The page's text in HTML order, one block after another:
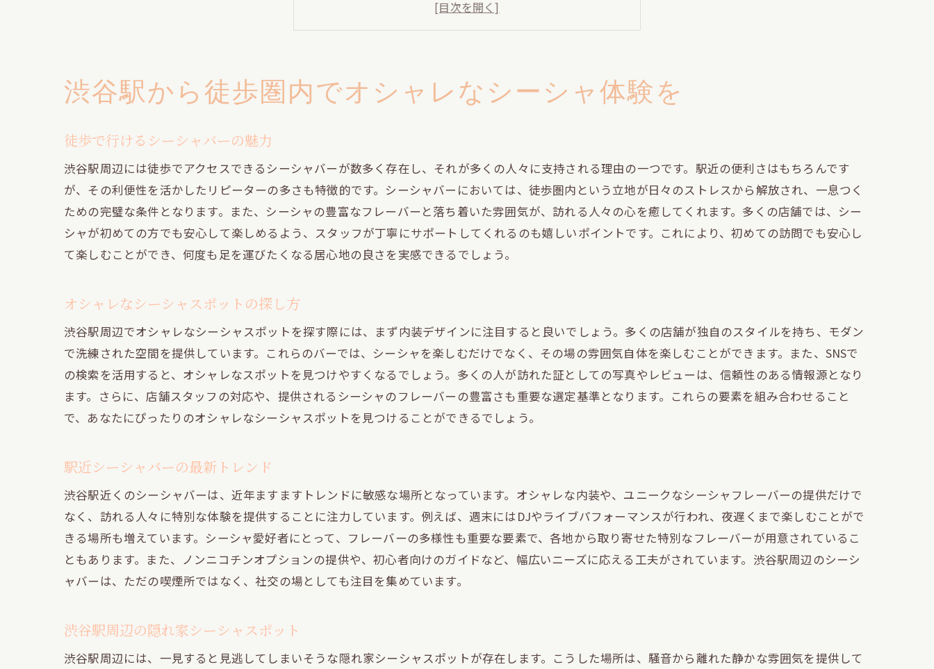
駅近シーシャバーの最新トレンド
渋谷駅周辺の隠れ家シーシャスポット
渋谷駅近くのオシャレなシーシャバーへの道案内
シーシャ初心者でも安心のサポート体制
初心者向けのシーシャフレーバー紹介
シーシャの基本的な楽しみ方を学ぼう
渋谷でのシーシャデビューを応援
シーシャ初心者向けのQ&A
インテリアが自慢のシーシャスポット
渋谷で楽しむスタイリッシュな空間
内装から感じるオシャレな雰囲気
シーシャバーのインテリアセンスを堪能
渋谷でのおすすめフレーバーを紹介
季節限定のシーシャフレーバー
フレーバーの組み合わせを楽しもう
新しいフレーバーの試し方
渋谷のシーシャバーでのフレーバー体験
カップルにおすすめのシーシャメニュー
渋谷駅から徒歩圏内でオシャレなシーシャ体験を
徒歩で行けるシーシャバーの魅力
渋谷駅周辺には徒歩でアクセスできるシーシャバーが数多く存在し、それが多くの人々に支持される理由の一つです。駅近の便利さはもちろんです
が、その利便性を活かしたリピーターの多さも特徴的です。シーシャバーにおいては、徒歩圏内という立地が日々のストレスから解放され、一息つく
ための完璧な条件となります。また、シーシャの豊富なフレーバーと落ち着いた雰囲気が、訪れる人々の心を癒してくれます。多くの店舗では、シー
シャが初めての方でも安心して楽しめるよう、スタッフが丁寧にサポートしてくれるのも嬉しいポイントです。これにより、初めての訪問でも安心し
て楽しむことができ、何度も足を運びたくなる居心地の良さを実感できるでしょう。
オシャレなシーシャスポットの探し方
渋谷駅周辺でオシャレなシーシャスポットを探す際には、まず内装デザインに注目すると良いでしょう。多くの店舗が独自のスタイルを持ち、モダン
で洗練された空間を提供しています。これらのバーでは、シーシャを楽しむだけでなく、その場の雰囲気自体を楽しむことができます。また、SNSで
の検索を活用すると、オシャレなスポットを見つけやすくなるでしょう。多くの人が訪れた証としての写真やレビューは、信頼性のある情報源となり
ます。さらに、店舗スタッフの対応や、提供されるシーシャのフレーバーの豊富さも重要な選定基準となります。これらの要素を組み合わせること
で、あなたにぴったりのオシャレなシーシャスポットを見つけることができるでしょう。
駅近シーシャバーの最新トレンド
渋谷駅近くのシーシャバーは、近年ますますトレンドに敏感な場所となっています。オシャレな内装や、ユニークなシーシャフレーバーの提供だけで
なく、訪れる人々に特別な体験を提供することに注力しています。例えば、週末にはDJやライブパフォーマンスが行われ、夜遅くまで楽しむことがで
きる場所も増えています。シーシャ愛好者にとって、フレーバーの多様性も重要な要素で、各地から取り寄せた特別なフレーバーが用意されているこ
ともあります。また、ノンニコチンオプションの提供や、初心者向けのガイドなど、幅広いニーズに応える工夫がされています。渋谷駅周辺のシーシ
ャバーは、ただの喫煙所ではなく、社交の場としても注目を集めています。
渋谷駅周辺の隠れ家シーシャスポット
渋谷駅周辺には、一見すると見逃してしまいそうな隠れ家シーシャスポットが存在します。こうした場所は、騒音から離れた静かな雰囲気を提供して